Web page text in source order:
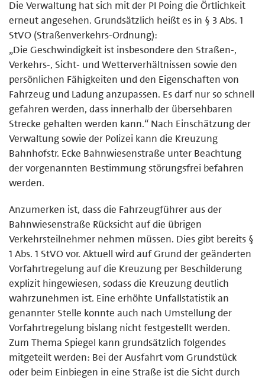
Die Verwaltung hat sich mit der PI Poing die Örtlichkeit
erneut angesehen. Grundsätzlich heißt es in § 3 Abs. 1
StVO (Straßenverkehrs-Ordnung):
„Die Geschwindigkeit ist insbesondere den Straßen-,
Verkehrs-, Sicht- und Wetterverhältnissen sowie den
persönlichen Fähigkeiten und den Eigenschaften von
Fahrzeug und Ladung anzupassen. Es darf nur so schnell
gefahren werden, dass innerhalb der übersehbaren
Strecke gehalten werden kann.“ Nach Einschätzung der
Verwaltung sowie der Polizei kann die Kreuzung
Bahnhofstr. Ecke Bahnwiesenstraße unter Beachtung
der vorgenannten Bestimmung störungsfrei befahren
werden.
Anzumerken ist, dass die Fahrzeugführer aus der
Bahnwiesenstraße Rücksicht auf die übrigen
Verkehrsteilnehmer nehmen müssen. Dies gibt bereits §
1 Abs. 1 StVO vor. Aktuell wird auf Grund der geänderten
Vorfahrtregelung auf die Kreuzung per Beschilderung
explizit hingewiesen, sodass die Kreuzung deutlich
wahrzunehmen ist. Eine erhöhte Unfallstatistik an
genannter Stelle konnte auch nach Umstellung der
Vorfahrtregelung bislang nicht festgestellt werden.
Zum Thema Spiegel kann grundsätzlich folgendes
mitgeteilt werden: Bei der Ausfahrt vom Grundstück
oder beim Einbiegen in eine Straße ist die Sicht durch